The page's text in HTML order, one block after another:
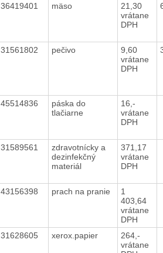
36419401 mäso
21,30
vrátane
DPH
31561802 pečivo
9,60
vrátane
DPH
45514836
páska do
tlačiarne
16,-
vrátane
DPH
31589561
zdravotnícky a
dezinfekčný
materiál
371,17
vrátane
DPH
43156398 prach na pranie
1
403,64
vrátane
DPH
31628605 xerox.papier
264,-
vrátane